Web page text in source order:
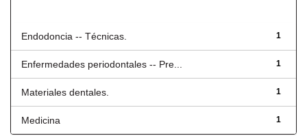
1
Endodoncia -- Técnicas.
1
Enfermedades periodontales -- Pre...
1
Materiales dentales.
1
Medicina